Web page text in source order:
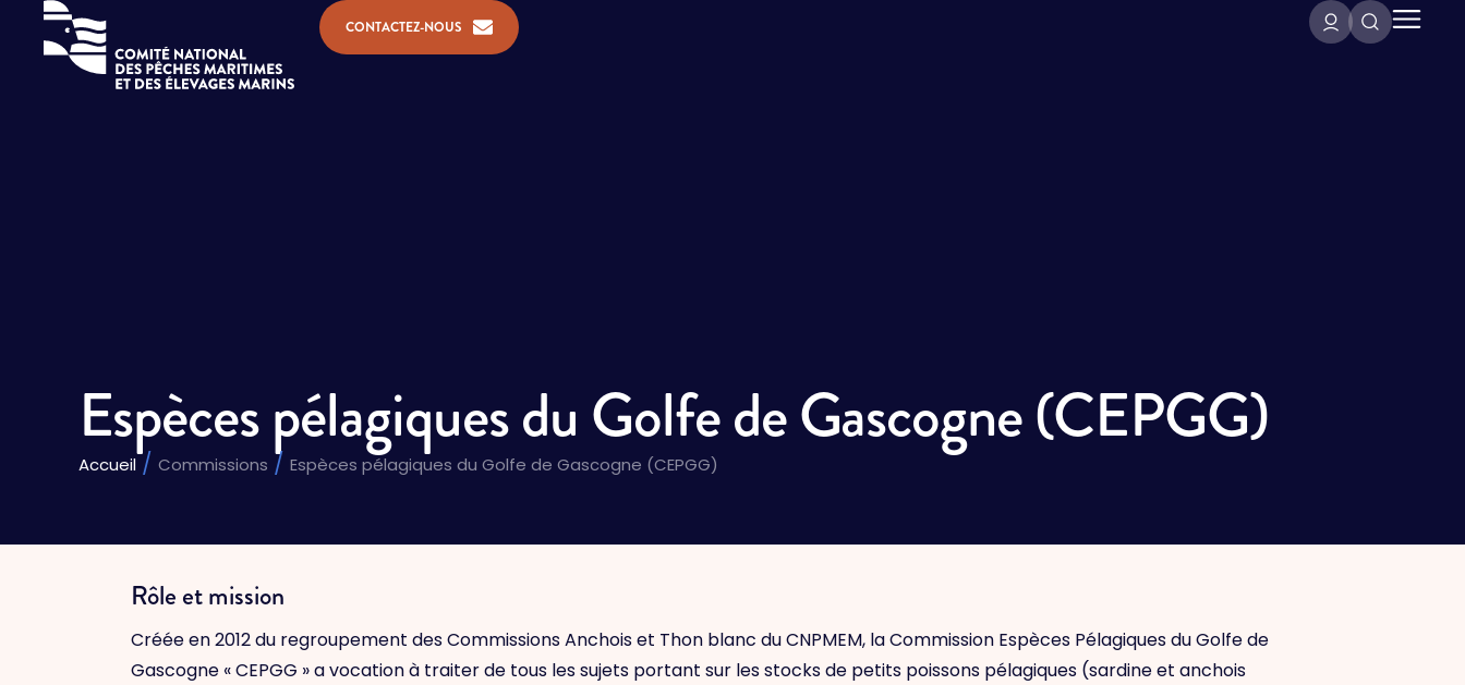
CONTACTEZ-NOUS
Espèces pélagiques du Golfe de Gascogne (CEPGG)
Vous êtes ici :
Accueil Commissions Espèces pélagiques du Golfe de Gascogne (CEPGG)
Rôle et mission
Créée en 2012 du regroupement des Commissions Anchois et Thon blanc du CNPMEM, la Commission Espèces Pélagiques du Golfe de
Gascogne « CEPGG » a vocation à traiter de tous les sujets portant sur les stocks de petits poissons pélagiques (sardine et anchois